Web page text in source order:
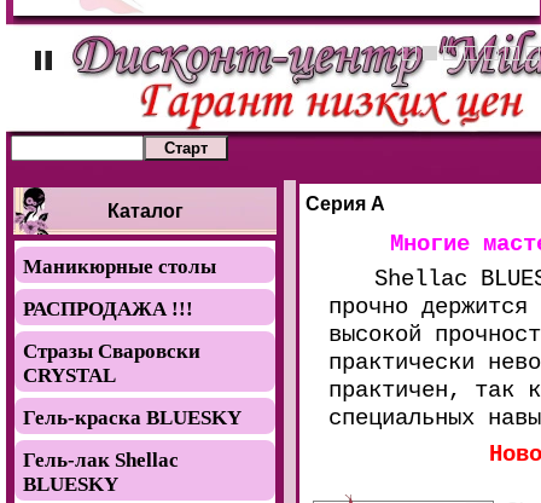
Каталог
Маникюрные столы
РАСПРОДАЖА !!!
Стразы Сваровски
CRYSTAL
Гель-краска BLUESKY
Гель-лак Shellac
BLUESKY
Cерия А
Многие
Shellac
прочно
высокой
практически
практичен, так
специальных